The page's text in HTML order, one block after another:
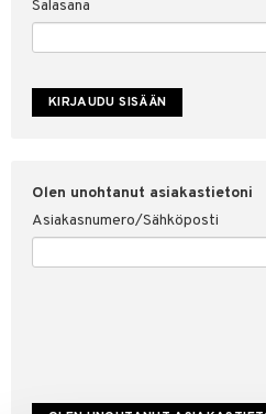
Tuotemerkkejä
Salasana
Olen unohtanut asiakastietoni
Asiakasnumero/Sähköposti
myyntiehdot
suojaus